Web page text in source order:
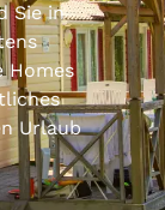
Sie in
Homes
Urlaub